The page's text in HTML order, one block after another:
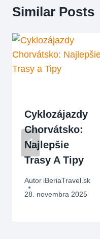
Similar Posts
Cyklozájazdy
Chorvátsko:
Najlepšie
Trasy A Tipy
Autor iBeriaTravel.sk
28. novembra 2025